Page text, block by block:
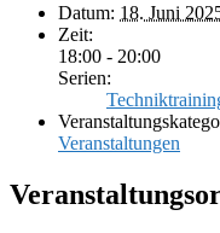
Datum: 18. Juni
Zeit:
18:00 - 20:00
Serien:
Veranstaltungen